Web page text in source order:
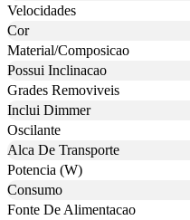
Velocidades
Cor
Material/Composicao
Possui Inclinacao
Grades Removiveis
Inclui Dimmer
Oscilante
Alca De Transporte
Potencia (W)
Consumo
Fonte De Alimentacao